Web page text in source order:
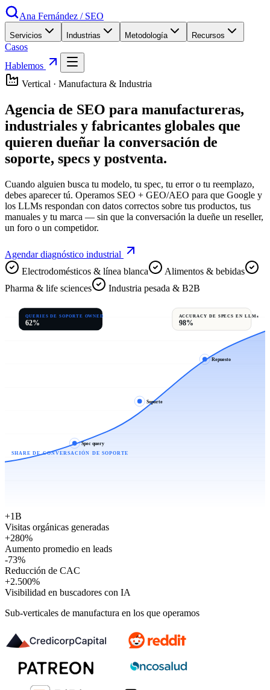
Ana Fernández / SEO
Servicios Industrias Metodología Recursos
Casos
Hablemos
Vertical · Manufactura & Industria
Agencia de SEO para manufactureras,
industriales y fabricantes globales que
quieren dueñar la conversación de
soporte, specs y postventa.
Cuando alguien busca tu modelo, tu spec, tu error o tu reemplazo,
debes aparecer tú. Operamos SEO + GEO/AEO para que Google y
los LLMs respondan con datos correctos sobre tus productos, tus
manuales y tu marca — sin que la conversación la dueñe un reseller,
un foro o un competidor.
Agendar diagnóstico industrial
Electrodomésticos & línea blanca
Alimentos & bebidas
Pharma & life sciences
Industria pesada & B2B
SHARE DE CONVERSACIÓN DE SOPORTE
Spec query
Soporte
Repuesto
QUERIES DE SOPORTE OWNED
62%
ACCURACY DE SPECS EN LLMs
98%
+1B
Visitas orgánicas generadas
+280%
Aumento promedio en leads
-73%
Reducción de CAC
+2.500%
Visibilidad en buscadores con IA
Sub-verticales de manufactura en los que operamos